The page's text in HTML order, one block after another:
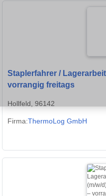
Staplerfahrer /
vorrangig freitags
Hollfeld, 96142
Firma:ThermoLog GmbH